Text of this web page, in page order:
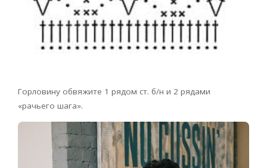
Горловину обвяжите 1 рядом ст. б/н и 2 рядами
«рачьего шага».